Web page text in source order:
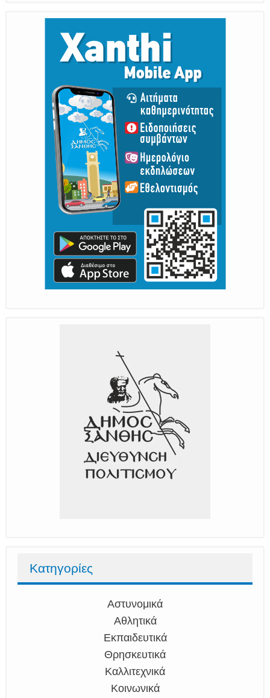
Κατηγορίες
Αστυνομικά
Αθλητικά
Εκπαιδευτικά
Θρησκευτικά
Καλλιτεχνικά
Κοινωνικά